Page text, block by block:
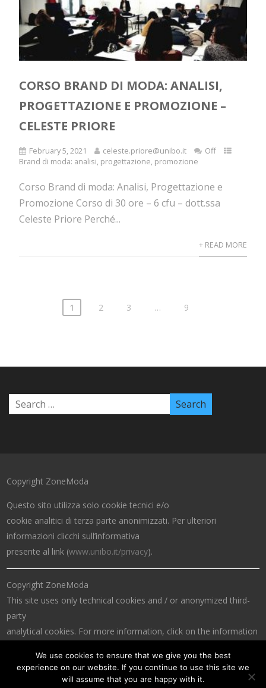
CORSO BRAND DI MODA: ANALISI,
PROGETTAZIONE E PROMOZIONE –
CELESTE PRIORE
February 5, 2021 celeste.priore@unibo.it
Off
Brand di moda: analisi, progettazione, promozione
Corso Brand di moda: Analisi, Progettazione e
Promozione Corso di 30 ore – 6 cfu – dott.ssa
Celeste Priore Perché...
+ READ MORE
1 2 3 … 9
Copyright ZoneModa
Questo sito utilizza solo cookie tecnici e/o
cookie analitici di terza parte anonimizzati. Per ulteriori
informazioni clicchi sull’informativa
presente al link (www.unibo.it/privacy).
Copyright ZoneModa
This site uses only technical cookies and / or anonymized third-
party
analytical cookies. For more information, click on the information
We use cookies to ensure that we give you the best
experience on our website. If you continue to use this site we
will assume that you are happy with it.